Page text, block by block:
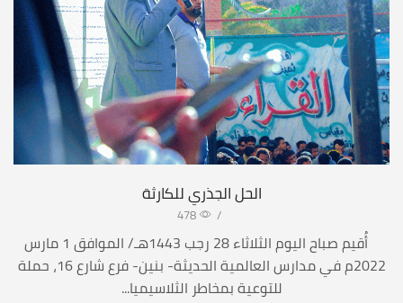
الحل الجذري للكارثة
/
478
أُقيم صباح اليوم الثلاثاء 28 رجب 1443هـ/ الموافق 1 مارس
2022م في مدارس العالمية الحديثة- بنين- فرع شارع 16، حملة
للتوعية بمخاطر الثلاسيميا...